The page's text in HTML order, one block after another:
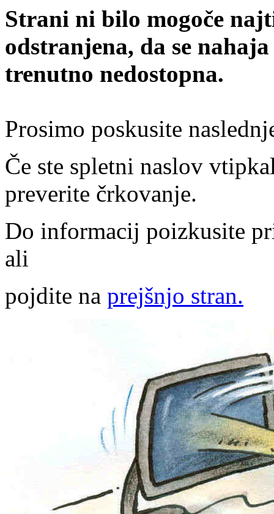
Strani ni bilo mogoče
odstranjena, da se
trenutno nedostopna.
Prosimo poskusite
Če ste spletni naslov
preverite črkovanje.
Do informacij poizkusite
ali
pojdite na prejšnjo stran.